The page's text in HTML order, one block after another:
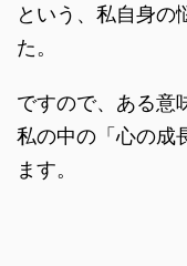
という、私自身の
た。
ですので、ある意
私の中の「心の成
ます。